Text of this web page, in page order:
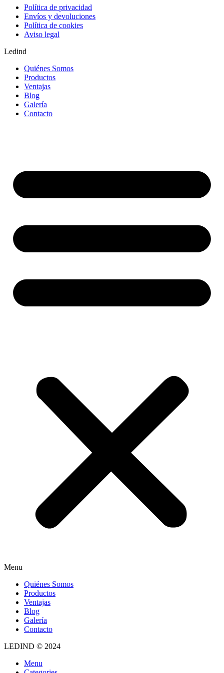
Política de privacidad
Envíos y devoluciones
Política de cookies
Aviso legal
Ledind
Quiénes Somos
Productos
Ventajas
Blog
Galería
Contacto
Menu
Quiénes Somos
Productos
Ventajas
Blog
Galería
Contacto
LEDIND © 2024
Menu